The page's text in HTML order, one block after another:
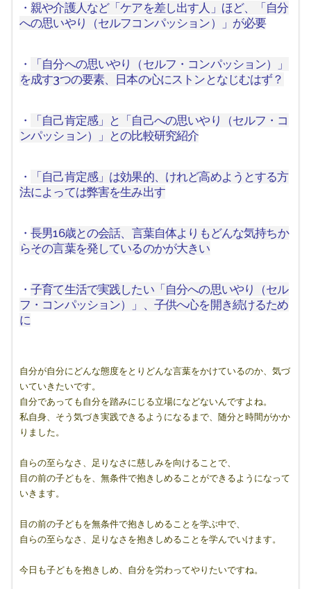
・親や介護人など「ケアを差し出す人」ほど、「自分
への思いやり（セルフコンパッション）」が必要
・
「自分への思いやり（セルフ・コンパッション）」
を成す3つの要素、日本の心にストンとなじむはず？
・
「自己肯定感」と「自己への思いやり（セルフ・コ
ンパッション）」との比較研究紹介
・
「自己肯定感」は効果的、けれど高めようとする方
法によっては弊害を生み出す
・長男16歳との会話、言葉自体よりもどんな気持ちか
らその言葉を発しているのかが大きい
・子育て生活で実践したい「自分への思いやり（セル
フ・コンパッション）」、子供へ心を開き続けるため
に
自分が自分にどんな態度をとりどんな言葉をかけているのか、気づ
いていきたいです。
自分であっても自分を踏みにじる立場になどないんですよね。
私自身、そう気づき実践できるようになるまで、随分と時間がかか
りました。
自らの至らなさ、足りなさに慈しみを向けることで、
目の前の子どもを、無条件で抱きしめることができるようになって
いきます。
目の前の子どもを無条件で抱きしめることを学ぶ中で、
自らの至らなさ、足りなさを抱きしめることを学んでいけます。
今日も子どもを抱きしめ、自分を労わってやりたいですね。